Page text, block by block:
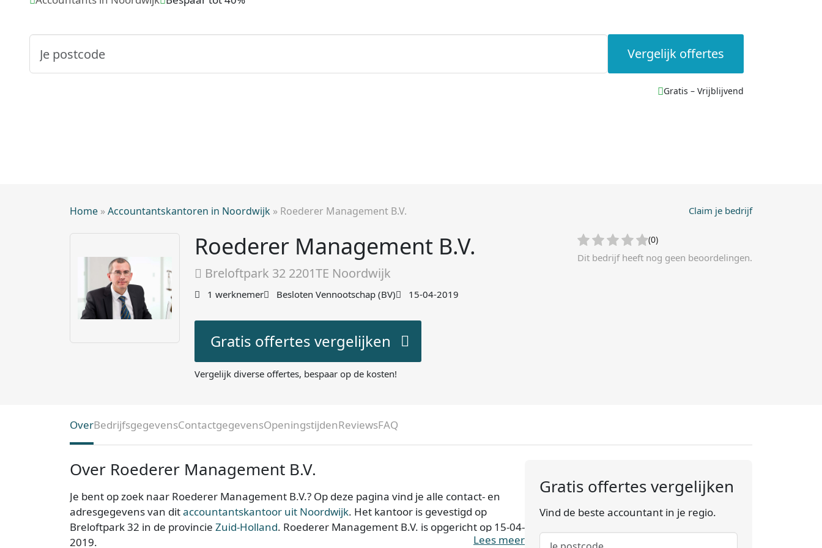
Vergelijk offertes
Gratis – Vrijblijvend
Home »Accountantskantoren in Noordwijk » Roederer Management B.V. Claim je bedrijf
Roederer Management B.V.
Breloftpark 32 2201TE Noordwijk
1 werknemer Besloten Vennootschap (BV) 15-04-2019
(0)
Dit bedrijf heeft nog geen beoordelingen.
Gratis offertes vergelijken
Vergelijk diverse offertes, bespaar op de kosten!
OverBedrijfsgegevensContactgegevensOpeningstijdenReviewsFAQ
Over Roederer Management B.V.
Je bent op zoek naar Roederer Management B.V.? Op deze pagina vind je alle contact- en
adresgegevens van ditaccountantskantoor uit Noordwijk. Het kantoor is gevestigd op
Breloftpark 32 in de provincie Zuid-Holland. Roederer Management B.V. is opgericht op 15-04-
2019.
Lees meer
Gratis offertes vergelijken
Vind de beste accountant in je regio.